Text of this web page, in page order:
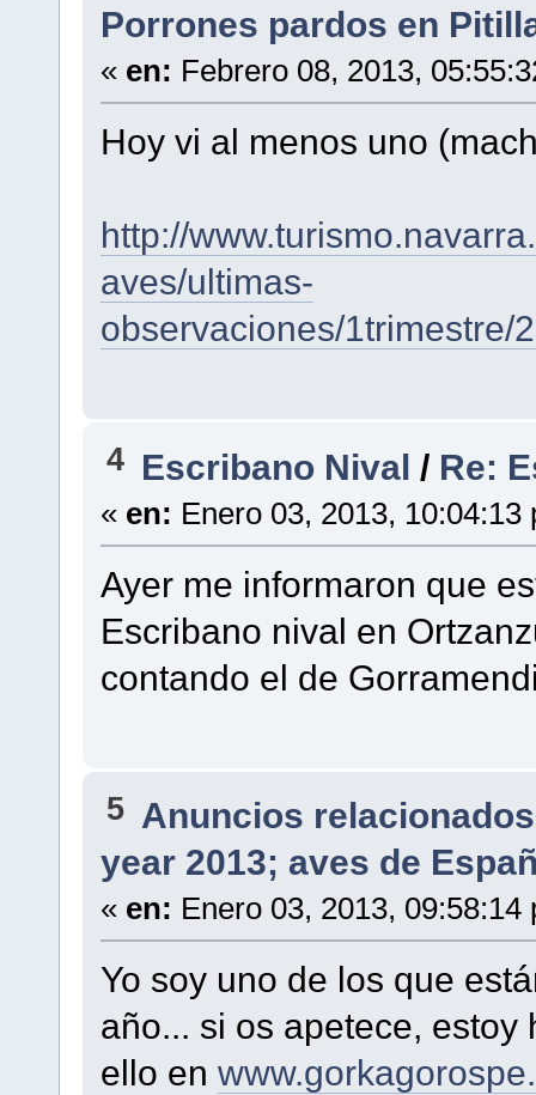
Porrones pardos en
« en: Febrero 08, 2013,
Hoy vi al menos uno
http://
aves/ultimas-
observaciones/1trimestre/
4 Escribano Nival / Re:
« en: Enero 03, 2013, 10:04:13
Ayer me informaron que
Escribano nival en
contando el de
5 Anuncios
year 2013; aves de
« en: Enero 03, 2013, 09:58:14
Yo soy uno de los que
año... si os apetece,
ello en